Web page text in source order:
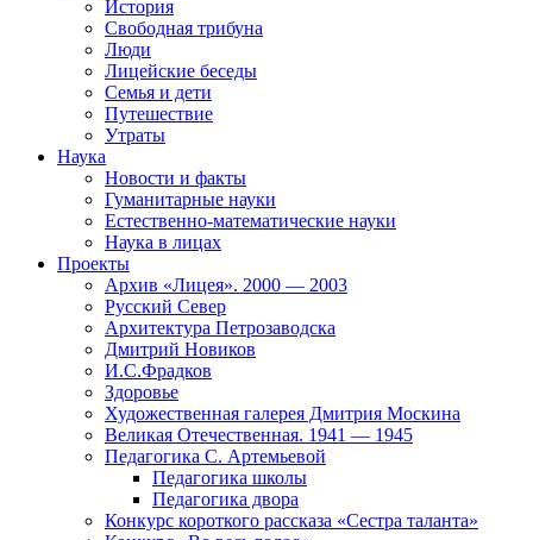
История
Свободная трибуна
Люди
Лицейские беседы
Семья и дети
Путешествие
Утраты
Наука
Новости и факты
Гуманитарные науки
Естественно-математические науки
Наука в лицах
Проекты
Архив «Лицея». 2000 — 2003
Русский Север
Архитектура Петрозаводска
Дмитрий Новиков
И.С.Фрадков
Здоровье
Художественная галерея Дмитрия Москина
Великая Отечественная. 1941 — 1945
Педагогика С. Артемьевой
Педагогика школы
Педагогика двора
Конкурс короткого рассказа «Сестра таланта»